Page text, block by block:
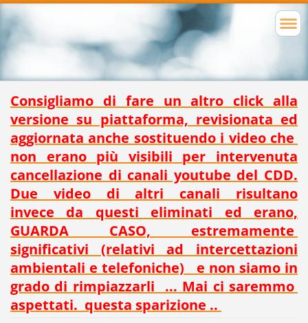
Consigliamo di fare un altro click alla
versione su piattaforma, revisionata ed
aggiornata anche sostituendo i video che
non erano più visibili per intervenuta
cancellazione di canali youtube del CDD.
Due video di altri canali risultano
invece da questi eliminati ed erano,
GUARDA CASO, estremamente
significativi (relativi ad intercettazioni
ambientali e telefoniche) e non siamo in
grado di rimpiazzarli ... Mai ci saremmo
aspettati. questa sparizione ..